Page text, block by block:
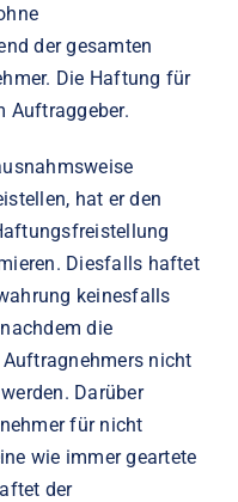
der gesamten
Die Haftung für
Auftraggeber.
hat er den
Diesfalls haftet
keinesfalls
die
nicht
Darüber
für nicht
wie immer geartete
der